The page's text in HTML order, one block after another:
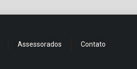
Assessorados Contato